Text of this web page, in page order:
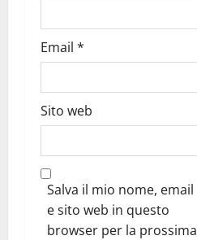
Email *
Sito web
Salva il mio nome, email
e sito web in questo
browser per la prossima